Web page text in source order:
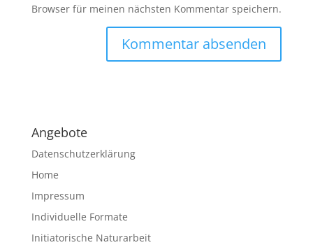
Browser für meinen nächsten Kommentar speichern.
r
n
t
i
v
Angebote
Datenschutzerklärung
Home
Impressum
Individuelle Formate
Initiatorische Naturarbeit